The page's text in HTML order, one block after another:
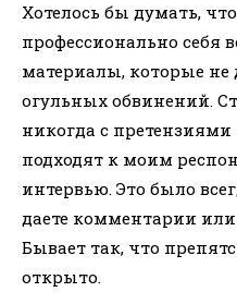
Хотелось бы думать,
профессионально себя
материалы, которые не
огульных обвинений.
никогда с претензиями
подходят к моим
интервью. Это было
даете комментарии или
Бывает так, что
открыто.